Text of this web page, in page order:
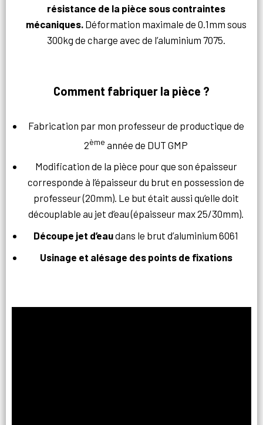
résistance de la pièce sous contraintes
mécaniques. Déformation maximale de 0.1mm sous
300kg de charge avec de l’aluminium 7075.
Comment fabriquer la pièce ?
Fabrication par mon professeur de productique de
2ème année de DUT GMP
Modification de la pièce pour que son épaisseur
corresponde à l’épaisseur du brut en possession de
professeur (20mm). Le but était aussi qu’elle doit
découplable au jet d’eau (épaisseur max 25/30mm).
Découpe jet d’eaudans le brut d’aluminium 6061
Usinage et alésage des points de fixations